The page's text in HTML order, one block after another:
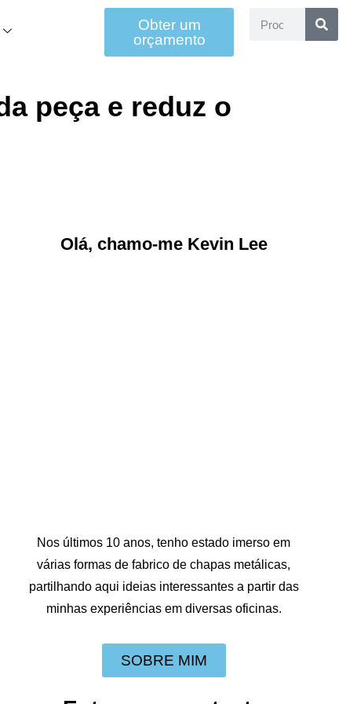
Obter um
orçamento
peça e reduz o
Olá, chamo-me Kevin Lee
Nos últimos 10 anos, tenho estado imerso em
várias formas de fabrico de chapas metálicas,
partilhando aqui ideias interessantes a partir das
minhas experiências em diversas oficinas.
SOBRE MIM